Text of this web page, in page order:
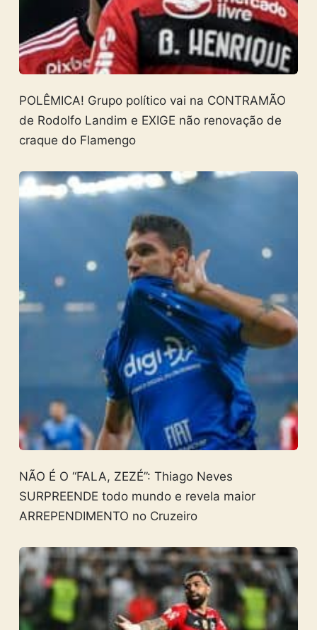
POLÊMICA! Grupo político vai na CONTRAMÃO
de Rodolfo Landim e EXIGE não renovação de
craque do Flamengo
NÃO É O “FALA, ZEZÉ”: Thiago Neves
SURPREENDE todo mundo e revela maior
ARREPENDIMENTO no Cruzeiro